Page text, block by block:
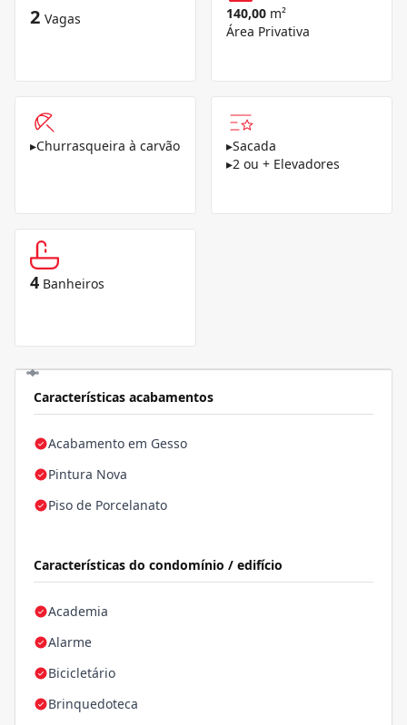
2 Vagas 140,00 m²
Área Privativa
▸Churrasqueira à carvão ▸Sacada
▸2 ou + Elevadores
4 Banheiros
Características acabamentos
Acabamento em Gesso
Pintura Nova
Piso de Porcelanato
Características do condomínio / edifício
Academia
Alarme
Bicicletário
Brinquedoteca